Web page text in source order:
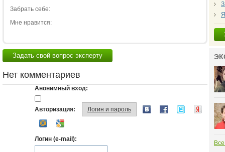
Забрать себе:
Мне нравится:
Задать свой вопрос эксперту
Нет комментариев
Анонимный вход:
Авторизация: Логин и пароль
Логин (e-mail):